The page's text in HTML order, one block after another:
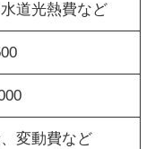
道光熱費など
変動費など